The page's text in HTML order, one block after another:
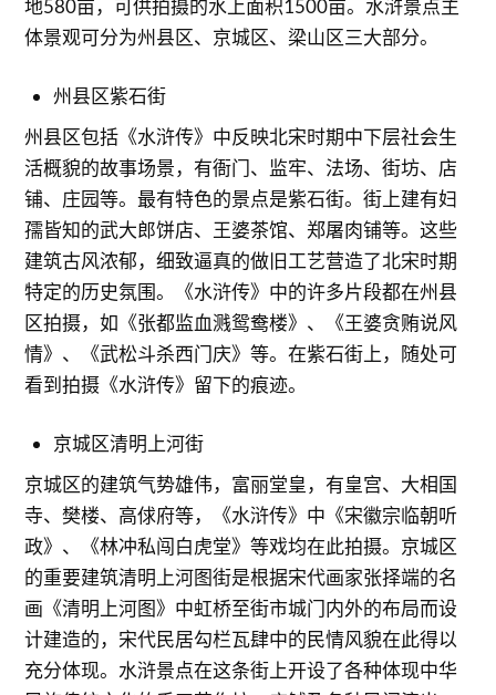
地580亩，可供拍摄的水上面积1500亩。水浒景点主
体景观可分为州县区、京城区、梁山区三大部分。
州县区紫石街
州县区包括《水浒传》中反映北宋时期中下层社会生
活概貌的故事场景，有衙门、监牢、法场、街坊、店
铺、庄园等。最有特色的景点是紫石街。街上建有妇
孺皆知的武大郎饼店、王婆茶馆、郑屠肉铺等。这些
建筑古风浓郁，细致逼真的做旧工艺营造了北宋时期
特定的历史氛围。《水浒传》中的许多片段都在州县
区拍摄，如《张都监血溅鸳鸯楼》、《王婆贪贿说风
情》、《武松斗杀西门庆》等。在紫石街上，随处可
看到拍摄《水浒传》留下的痕迹。
京城区清明上河街
京城区的建筑气势雄伟，富丽堂皇，有皇宫、大相国
寺、樊楼、高俅府等，《水浒传》中《宋徽宗临朝听
政》、《林冲私闯白虎堂》等戏均在此拍摄。京城区
的重要建筑清明上河图街是根据宋代画家张择端的名
画《清明上河图》中虹桥至街市城门内外的布局而设
计建造的，宋代民居勾栏瓦肆中的民情风貌在此得以
充分体现。水浒景点在这条街上开设了各种体现中华